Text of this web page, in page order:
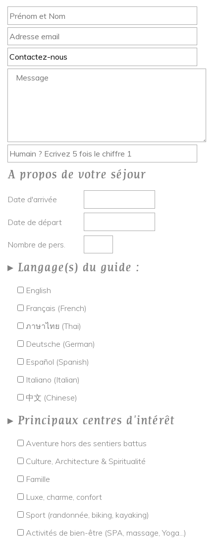
A propos de votre séjour
Date d'arrivée
Date de départ
Nombre de pers.
Langage(s) du guide :
English
Français (French)
ภาษาไทย (Thai)
Deutsche (German)
Español (Spanish)
Italiano (Italian)
中文 (Chinese)
Principaux centres d'intérêt
Aventure hors des sentiers battus
Culture, Architecture & Spiritualité
Famille
Luxe, charme, confort
Sport (randonnée, biking, kayaking)
Activités de bien-être (SPA, massage, Yoga...)